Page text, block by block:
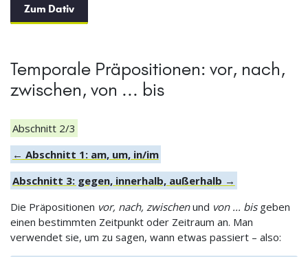
Zum Dativ
Temporale Präpositionen: vor, nach,
zwischen, von ... bis
Abschnitt 2/3
← Abschnitt 1: am, um, in/im
Abschnitt 3: gegen, innerhalb, außerhalb →
Die Präpositionen vor, nach, zwischenund von ... bisgeben
einen bestimmten Zeitpunkt oder Zeitraum an. Man
verwendet sie, um zu sagen, wann etwas passiert – also: